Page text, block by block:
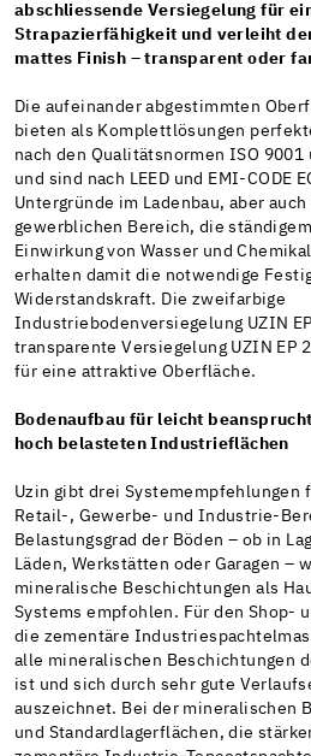
abschliessende Versiegelung für
Strapazierfähigkeit und verleiht
mattes Finish – transparent oder
Die aufeinander abgestimmten
bieten als Komplettlösungen
nach den Qualitätsnormen ISO
und sind nach LEED und EMI-CODE
Untergründe im Ladenbau, aber
gewerblichen Bereich, die
Einwirkung von Wasser und
erhalten damit die notwendige
Widerstandskraft. Die zweifarbige
Industriebodenversiegelung UZIN
transparente Versiegelung UZIN EP
für eine attraktive Oberfläche.
Bodenaufbau für leicht
hoch belasteten Industrieflächen
Uzin gibt drei Systemempfehlungen
Retail-, Gewerbe- und Industrie-
Belastungsgrad der Böden – ob in
Läden, Werkstätten oder Garagen –
mineralische Beschichtungen als
Systems empfohlen. Für den Shop-
die zementäre
alle mineralischen Beschichtungen
ist und sich durch sehr gute
auszeichnet. Bei der mineralischen
und Standardlagerflächen, die